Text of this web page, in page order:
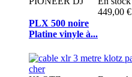
PLX 500 noire
Platine vinyle à...
449,00 €